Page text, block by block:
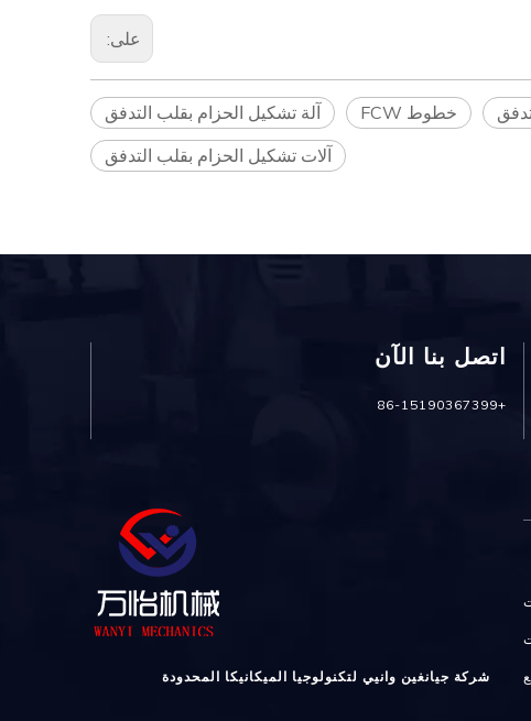
على:
آلة تشكيل الحزام بقلب التدفق خطوط FCW
آلات تشكيل الحزام بقلب التدفق
اتصل بنا الآن
+86-15190367399
شركة جيانغين وانيي لتكنولوجيا الميكانيكا المحدودة